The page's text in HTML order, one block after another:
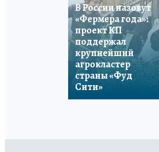
В России назовут
«Фермера года»:
проект КП
поддержал
крупнейший
агрокластер
страны «Фуд
Сити»